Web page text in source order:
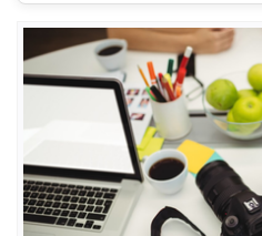
Pháp luật